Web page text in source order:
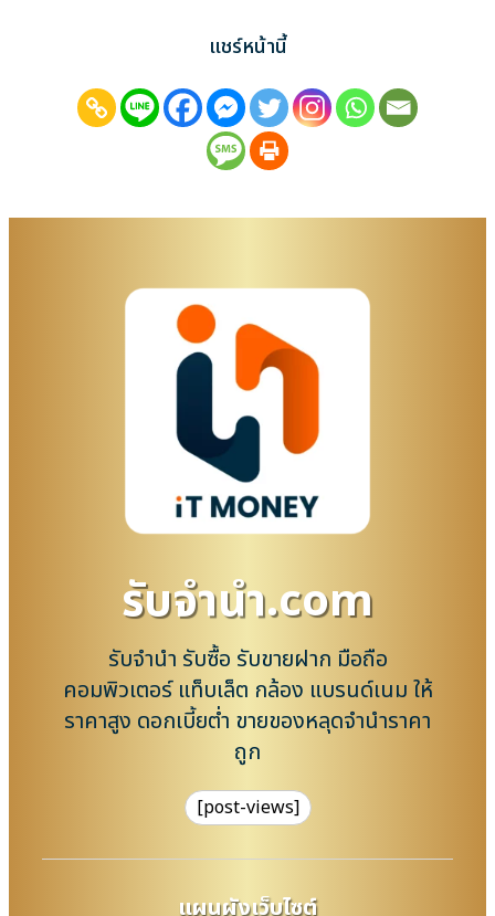
แชร์หน้านี้
รับจํานํา.com
รับจำนำ รับซื้อ รับขายฝาก มือถือ
คอมพิวเตอร์ แท็บเล็ต กล้อง แบรนด์เนม ให้
ราคาสูง ดอกเบี้ยต่ำ ขายของหลุดจำนำราคา
ถูก
[post-views]
แผนผังเว็บไซต์